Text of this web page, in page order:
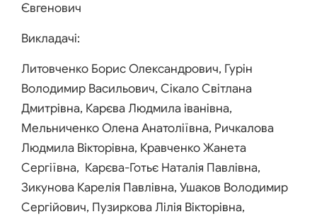
Євгенович
Викладачі:
Литовченко Борис Олександрович, Гурін
Володимир Васильович, Сікало Світлана
Дмитрівна, Карєва Людмила іванівна,
Мельниченко Олена Анатоліївна, Ричкалова
Людмила Вікторівна, Кравченко Жанета
Сергіївна, Карєва-Готьє Наталія Павлівна,
Зикунова Карелія Павлівна, Ушаков Володимир
Сергійович, Пузиркова Лілія Вікторівна,